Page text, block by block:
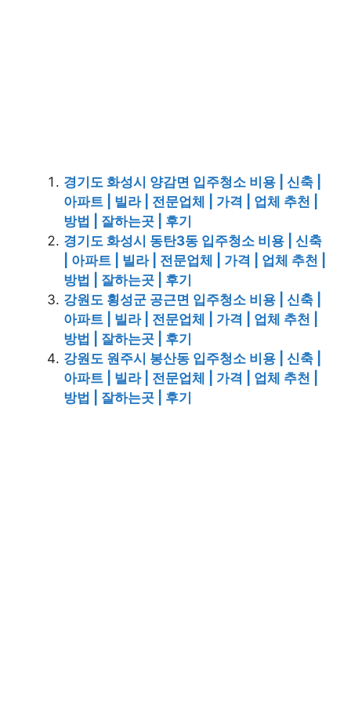
경기도 화성시 양감면 입주청소 비용 | 신축 |
아파트 | 빌라 | 전문업체 | 가격 | 업체 추천 |
방법 | 잘하는곳 | 후기
경기도 화성시 동탄3동 입주청소 비용 | 신축
| 아파트 | 빌라 | 전문업체 | 가격 | 업체 추천 |
방법 | 잘하는곳 | 후기
강원도 횡성군 공근면 입주청소 비용 | 신축 |
아파트 | 빌라 | 전문업체 | 가격 | 업체 추천 |
방법 | 잘하는곳 | 후기
강원도 원주시 봉산동 입주청소 비용 | 신축 |
아파트 | 빌라 | 전문업체 | 가격 | 업체 추천 |
방법 | 잘하는곳 | 후기